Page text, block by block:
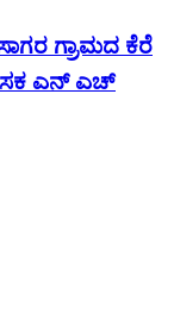
ಗ್ರಾಮದ ಕೆರೆ
ಎನ್ ಎಚ್